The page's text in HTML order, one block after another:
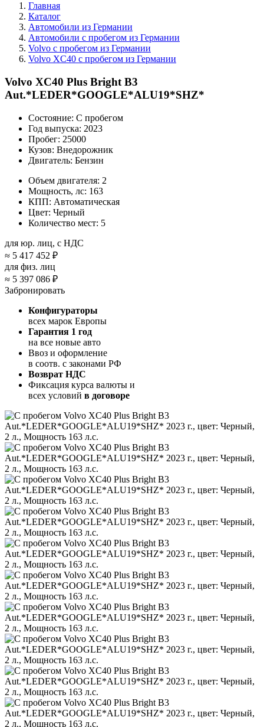
Главная
Каталог
Автомобили из Германии
Автомобили с пробегом из Германии
Volvo с пробегом из Германии
Volvo XC40 с пробегом из Германии
Volvo XC40 Plus Bright B3
Aut.*LEDER*GOOGLE*ALU19*SHZ*
Состояние: С пробегом
Год выпуска: 2023
Пробег: 25000
Кузов: Внедорожник
Двигатель: Бензин
Объем двигателя: 2
Мощность, лс: 163
КПП: Автоматическая
Цвет: Черный
Количество мест: 5
для юр. лиц, с НДС
≈ 5 417 452 ₽
для физ. лиц
≈ 5 397 086 ₽
Забронировать
Конфигураторы
всех марок Европы
Гарантия 1 год
на все новые авто
Ввоз и оформление
в соотв. с законами РФ
Возврат НДС
Фиксация курса валюты и
всех условий в договоре